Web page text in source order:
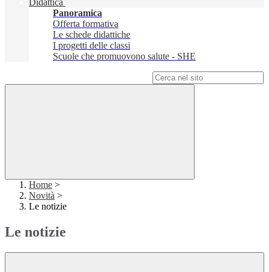
Didattica
Panoramica
Offerta formativa
Le schede didattiche
I progetti delle classi
Scuole che promuovono salute - SHE
Home >
Novità >
Le notizie
Le notizie